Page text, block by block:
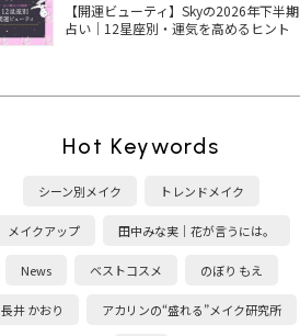
【開運ビューティ】Skyの2026年下半期
占い｜12星座別・運気を高めるヒント
Hot Keywords
シーン別メイク トレンドメイク
メイクアップ 田中みな実｜花が言うには。
News ベストコスメ のぼり もえ
長井 かおり アカリンの“盛れる”メイク研究所